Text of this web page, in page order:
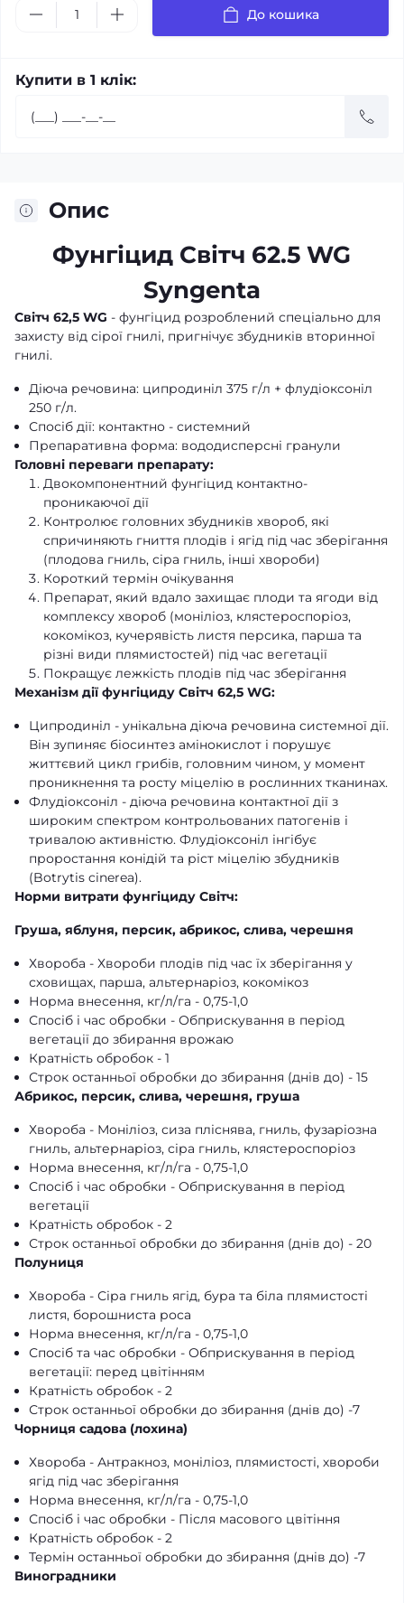
До кошика
Купити в 1 клік:
Опис
Фунгіцид Світч 62.5 WG
Syngenta
Світч 62,5 WG - фунгіцид розроблений спеціально для
захисту від сірої гнилі, пригнічує збудників вторинної
гнилі.
Діюча речовина: ципродиніл 375 г/л + флудіоксоніл
250 г/л.
Спосіб дії: контактно - системний
Препаративна форма: вододисперсні гранули
Головні переваги препарату:
Двокомпонентний фунгіцид контактно-
проникаючої дії
Контролює головних збудників хвороб, які
спричиняють гниття плодів і ягід під час зберігання
(плодова гниль, сіра гниль, інші хвороби)
Короткий термін очікування
Препарат, який вдало захищає плоди та ягоди від
комплексу хвороб (моніліоз, клястероспоріоз,
кокомікоз, кучерявість листя персика, парша та
різні види плямистостей) під час вегетації
Покращує лежкість плодів під час зберігання
Механізм дії фунгіциду Світч 62,5 WG:
Ципродиніл - унікальна діюча речовина системної дії.
Він зупиняє біосинтез амінокислот і порушує
життєвий цикл грибів, головним чином, у момент
проникнення та росту міцелію в рослинних тканинах.
Флудіоксоніл - діюча речовина контактної дії з
широким спектром контрольованих патогенів і
тривалою активністю. Флудіоксоніл інгібує
проростання конідій та ріст міцелію збудників
(Botrytis cinerea).
Норми витрати фунгіциду Світч:
Груша, яблуня, персик, абрикос, слива, черешня
Хвороба - Хвороби плодів під час їх зберігання у
сховищах, парша, альтернаріоз, кокомікоз
Норма внесення, кг/л/га - 0,75-1,0
Спосіб і час обробки - Обприскування в період
вегетації до збирання врожаю
Кратність обробок - 1
Строк останньої обробки до збирання (днів до) - 15
Абрикос, персик, слива, черешня, груша
Хвороба - Моніліоз, сиза пліснява, гниль, фузаріозна
гниль, альтернаріоз, сіра гниль, клястероспоріоз
Норма внесення, кг/л/га - 0,75-1,0
Спосіб і час обробки - Обприскування в період
вегетації
Кратність обробок - 2
Строк останньої обробки до збирання (днів до) - 20
Полуниця
Хвороба - Сіра гниль ягід, бура та біла плямистості
листя, борошниста роса
Норма внесення, кг/л/га - 0,75-1,0
Спосіб та час обробки - Обприскування в період
вегетації: перед цвітінням
Кратність обробок - 2
Строк останньої обробки до збирання (днів до) -7
Чорниця садова (лохина)
Хвороба - Антракноз, моніліоз, плямистості, хвороби
ягід під час зберігання
Норма внесення, кг/л/га - 0,75-1,0
Спосіб і час обробки - Після масового цвітіння
Кратність обробок - 2
Термін останньої обробки до збирання (днів до) -7
Виноградники